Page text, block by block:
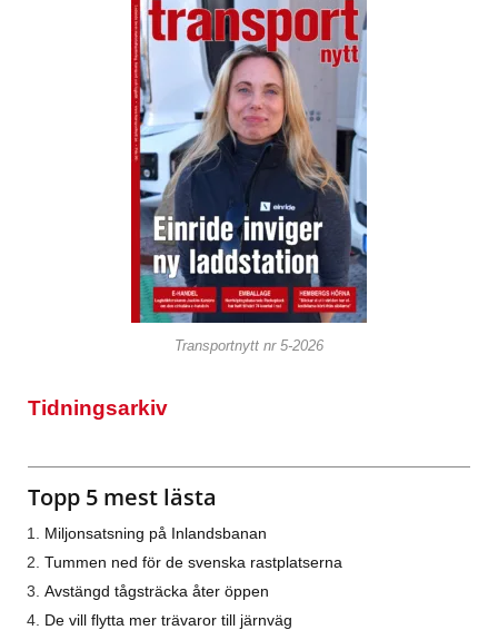
Transportnytt nr 5-2026
Tidningsarkiv
Topp 5 mest lästa
Miljonsatsning på Inlandsbanan
Tummen ned för de svenska rastplatserna
Avstängd tågsträcka åter öppen
De vill flytta mer trävaror till järnväg